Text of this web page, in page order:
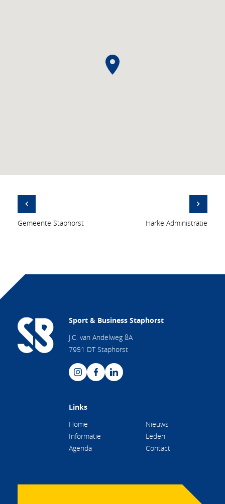
Gemeente Staphorst Harke Administratie
Sport & Business Staphorst
J.C. van Andelweg 8A
7951 DT Staphorst
Links
Home
Informatie
Agenda
Nieuws
Leden
Contact